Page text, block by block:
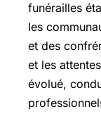
funérailles
les
et des
et les
évolué,